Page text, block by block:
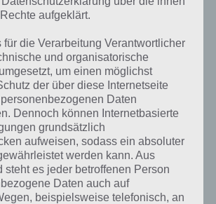
Auswahl beschränkt:
neuer Arbeiter in Royal Revolt 2 benötigt
denn umso mehr Arbeiter ihr habt, desto
bauen, desto schneller geht aber auch euer
ist das Gebäudelimit erschöpft. Trotzdem für
schnell genug gehen kann, eine
Juwelen: Zwangsläufig läuft man dann
in Gold und Brot zu investieren, damit man
bauen kann.
entfernen: Da es – so wie es ausschaut –
aufgeklärt.
für die Verarbeitung Verantwortlicher
und organisatorische
um einen möglichst
der über diese Internetseite
Daten
Dennoch können Internetbasierte
grundsätzlich
aufweisen, sodass ein absoluter
werden kann. Aus
steht es jeder betroffenen Person
Daten auch auf
beispielsweise telefonisch, an